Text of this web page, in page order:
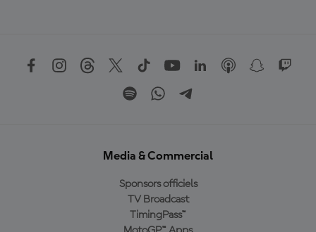
Media & Commercial
Sponsors officiels
TV Broadcast
TimingPass™